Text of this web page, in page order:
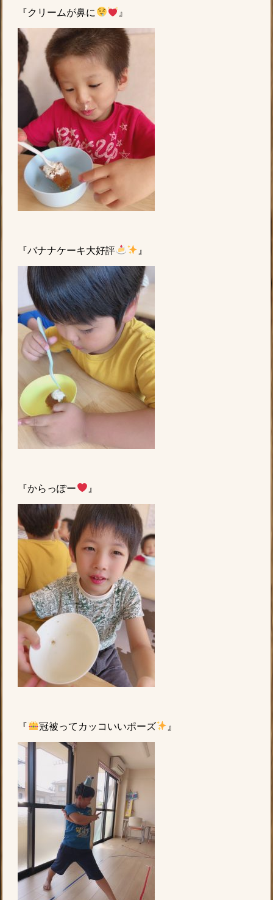
『クリームが鼻に 』
『バナナケーキ大好評 』
『からっぽー 』
『 冠被ってカッコいいポーズ 』